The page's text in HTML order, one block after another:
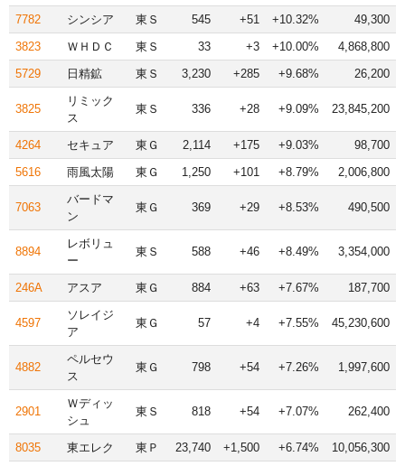
7782 シンシア 東Ｓ 545 +51 +10.32%
49,300
3823
ＷＨＤＣ 東Ｓ 33 +3 +10.00%
4,868,800
5729
日精鉱 東Ｓ 3,230 +285 +9.68% 26,200
3825
リミック
ス
東Ｓ 336 +28 +9.09% 23,845,200
4264 セキュア 東Ｇ 2,114 +175 +9.03%
98,700
5616
雨風太陽 東Ｇ 1,250 +101 +8.79% 2,006,800
7063
バードマ
ン
東Ｇ 369 +29 +8.53% 490,500
8894
レボリュ
ー
東Ｓ 588 +46 +8.49% 3,354,000
246A アスア 東Ｇ 884 +63 +7.67% 187,700
4597
ソレイジ
ア
東Ｇ 57 +4 +7.55% 45,230,600
4882
ペルセウ
ス
東Ｇ 798 +54 +7.26% 1,997,600
2901
Ｗディッ
シュ
東Ｓ 818 +54 +7.07% 262,400
8035 東エレク 東Ｐ 23,740 +1,500 +6.74% 10,056,300